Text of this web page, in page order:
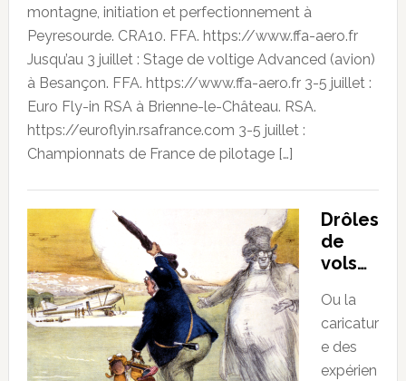
montagne, initiation et perfectionnement à
Peyresourde. CRA10. FFA. https://www.ffa-aero.fr
Jusqu’au 3 juillet : Stage de voltige Advanced (avion)
à Besançon. FFA. https://www.ffa-aero.fr 3-5 juillet :
Euro Fly-in RSA à Brienne-le-Château. RSA.
https://euroflyin.rsafrance.com 3-5 juillet :
Championnats de France de pilotage […]
Drôles
de
vols…
Ou la
caricatur
e des
expérien